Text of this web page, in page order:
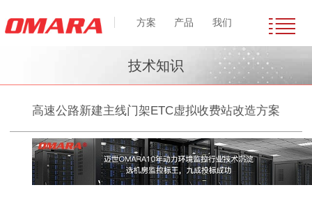
方案 产品 我们
技术知识
高速公路新建主线门架ETC虚拟收费站改造方案